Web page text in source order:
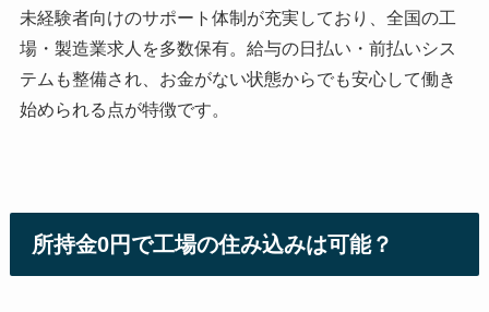
未経験者向けのサポート体制が充実しており、全国の工
場・製造業求人を多数保有。給与の日払い・前払いシス
テムも整備され、お金がない状態からでも安心して働き
始められる点が特徴です。
所持金0円で工場の住み込みは可能？